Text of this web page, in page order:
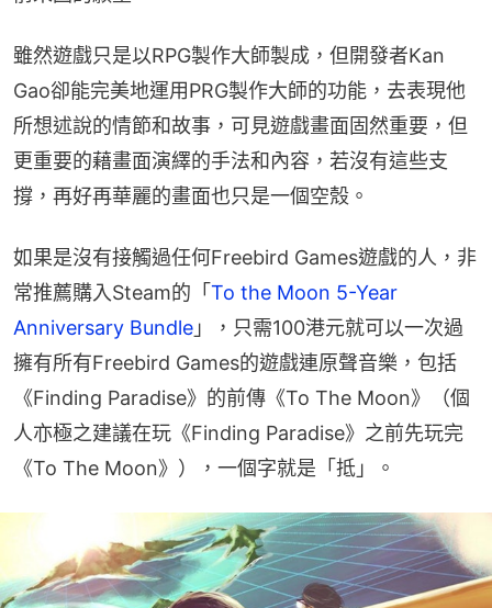
雖然遊戲只是以RPG製作大師製成，但開發者Kan
Gao卻能完美地運用PRG製作大師的功能，去表現他
所想述說的情節和故事，可見遊戲畫面固然重要，但
更重要的藉畫面演繹的手法和內容，若沒有這些支
撐，再好再華麗的畫面也只是一個空殼。
如果是沒有接觸過任何Freebird Games遊戲的人，非
常推薦購入Steam的「 To the Moon 5-Year
Anniversary Bundle 」，只需100港元就可以一次過
擁有所有Freebird Games的遊戲連原聲音樂，包括
《Finding Paradise》的前傳《To The Moon》（個
人亦極之建議在玩《Finding Paradise》之前先玩完
《To The Moon》），一個字就是「抵」。